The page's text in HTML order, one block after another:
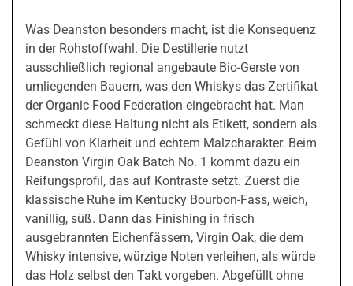
Was Deanston besonders macht, ist die Konsequenz
in der Rohstoffwahl. Die Destillerie nutzt
ausschließlich regional angebaute Bio-Gerste von
umliegenden Bauern, was den Whiskys das Zertifikat
der Organic Food Federation eingebracht hat. Man
schmeckt diese Haltung nicht als Etikett, sondern als
Gefühl von Klarheit und echtem Malzcharakter. Beim
Deanston Virgin Oak Batch No. 1 kommt dazu ein
Reifungsprofil, das auf Kontraste setzt. Zuerst die
klassische Ruhe im Kentucky Bourbon-Fass, weich,
vanillig, süß. Dann das Finishing in frisch
ausgebrannten Eichenfässern, Virgin Oak, die dem
Whisky intensive, würzige Noten verleihen, als würde
das Holz selbst den Takt vorgeben. Abgefüllt ohne